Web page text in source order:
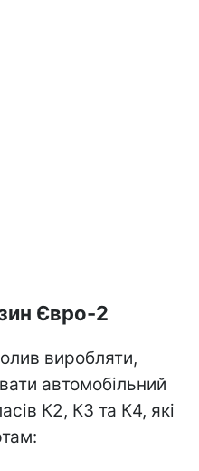
Євро-2
виробляти,
автомобільний
К2, К3 та К4, які